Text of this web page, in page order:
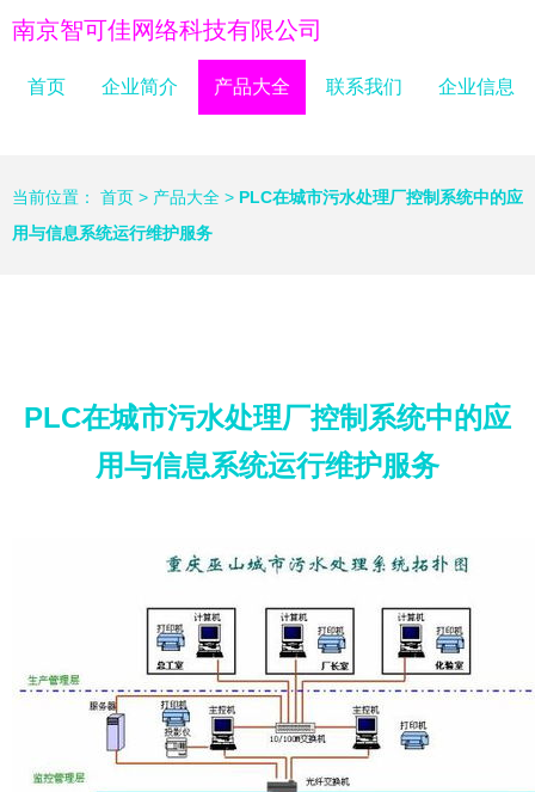
南京智可佳网络科技有限公司
首页 企业简介 产品大全 联系我们 企业信息
当前位置： 首页 > 产品大全 > PLC在城市污水处理厂控制系统中的应
用与信息系统运行维护服务
PLC在城市污水处理厂控制系统中的应
用与信息系统运行维护服务